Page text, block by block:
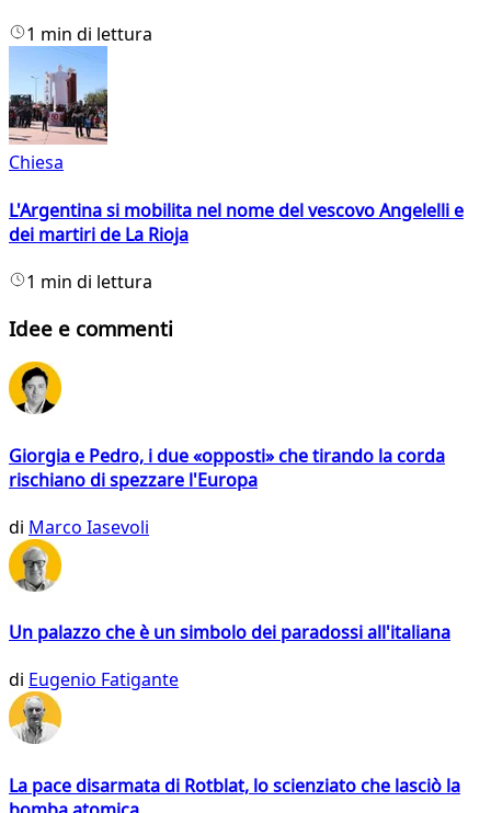
1 min di lettura
Chiesa
L'Argentina si mobilita nel nome del vescovo Angelelli e
dei martiri de La Rioja
1 min di lettura
Idee e commenti
Giorgia e Pedro, i due «opposti» che tirando la corda
rischiano di spezzare l'Europa
di Marco Iasevoli
Un palazzo che è un simbolo dei paradossi all'italiana
di Eugenio Fatigante
La pace disarmata di Rotblat, lo scienziato che lasciò la